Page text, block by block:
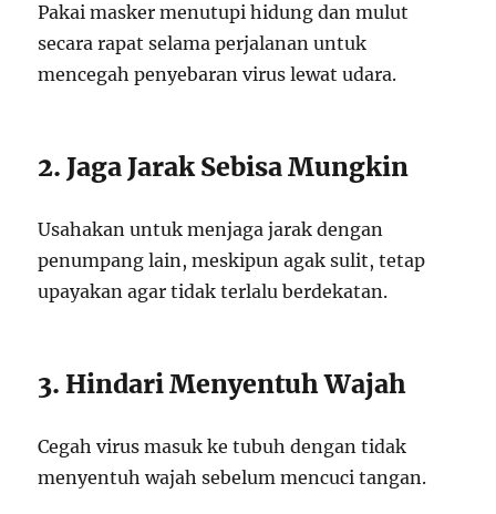
Pakai masker menutupi hidung dan mulut
secara rapat selama perjalanan untuk
mencegah penyebaran virus lewat udara.
2. Jaga Jarak Sebisa Mungkin
Usahakan untuk menjaga jarak dengan
penumpang lain, meskipun agak sulit, tetap
upayakan agar tidak terlalu berdekatan.
3. Hindari Menyentuh Wajah
Cegah virus masuk ke tubuh dengan tidak
menyentuh wajah sebelum mencuci tangan.